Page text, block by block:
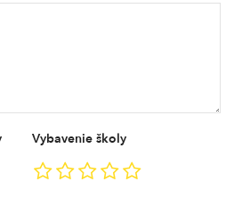
Vybavenie školy